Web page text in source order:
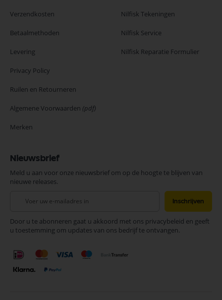
Verzendkosten
Betaalmethoden
Levering
Privacy Policy
Ruilen en Retourneren
Algemene Voorwaarden (pdf)
Merken
Nilfisk Tekeningen
Nilfisk Service
Nilfisk Reparatie Formulier
Nieuwsbrief
Meld u aan voor onze nieuwsbrief om op de hoogte te blijven van
nieuwe releases.
onze
nieuwsbrief
Inschrijven
Door u te abonneren gaat u akkoord met ons privacybeleid en geeft
u toestemming om updates van ons bedrijf te ontvangen.